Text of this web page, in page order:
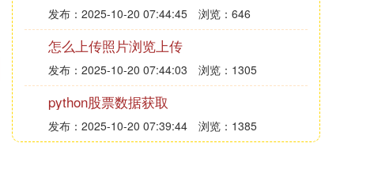
发布：2025-10-20 07:44:45 浏览：646
怎么上传照片浏览上传
发布：2025-10-20 07:44:03 浏览：1305
python股票数据获取
发布：2025-10-20 07:39:44 浏览：1385